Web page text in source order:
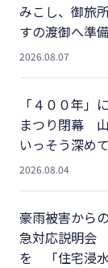
みこし、御
すの渡御へ準
2026.08.07
「４００年
まつり閉幕
いっそう深めて
2026.08.04
豪雨被害から
急対応説明会
を 「住宅浸水